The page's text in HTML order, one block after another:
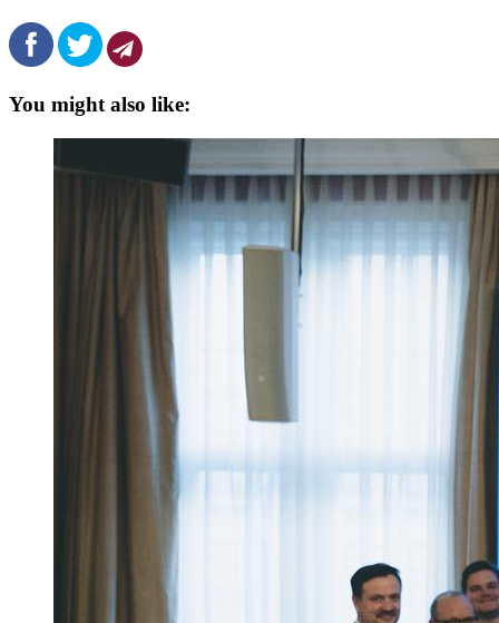
You might also like: